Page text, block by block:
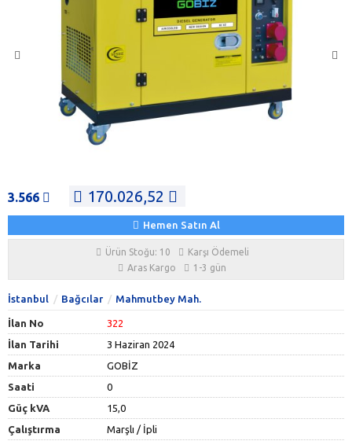
3.566 170.026,52
Hemen Satın Al
Ürün Stoğu: 10
Karşı Ödemeli
Aras Kargo
1-3 gün
İstanbul Bağcılar Mahmutbey Mah.
İlan No
322
İlan Tarihi
3 Haziran 2024
Marka
GOBİZ
Saati
0
Güç kVA
15,0
Çalıştırma
Marşlı / İpli